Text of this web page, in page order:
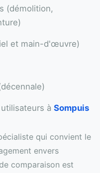
(démolition,
et main-d'œuvre)
à Sompuis
qui convient le
envers
comparaison est